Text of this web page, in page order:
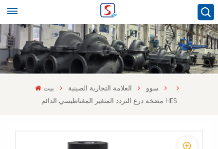
بيت العلامة التجارية الصينية
سوو
مضخة درع التردد المتغير المغناطيسي الدائم HES